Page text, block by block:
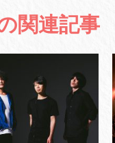
関連記事